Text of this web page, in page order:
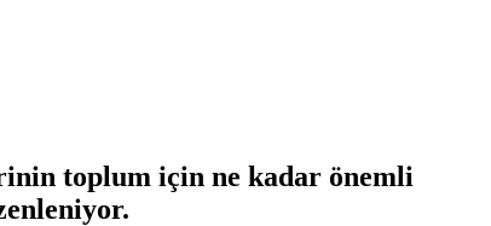
toplum için ne kadar önemli